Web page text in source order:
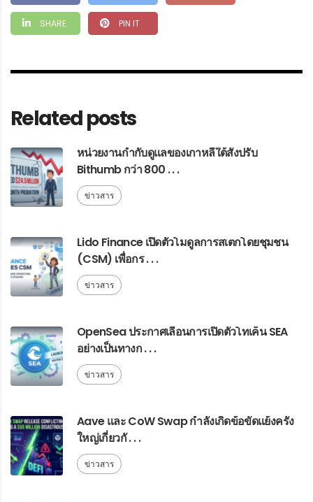
SHARE PIN IT
Related posts
หน่วยงานกำกับดูแลของเกาหลีใต้สั่งปรับ
Bithumb กว่า 800 . . .
ข่าวสาร
Lido Finance เปิดตัวโมดูลการสเตกโดยชุมชน
(CSM) เพื่อกร . . .
ข่าวสาร
OpenSea ประกาศเลื่อนการเปิดตัวโทเค็น SEA
อย่างเป็นทางก . . .
ข่าวสาร
Aave และ CoW Swap กำลังเกิดข้อขัดแย้งครั้ง
ใหญ่เกี่ยวกั . . .
ข่าวสาร